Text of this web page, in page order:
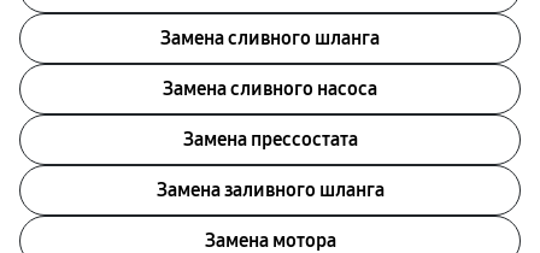
Замена сливного шланга
Замена сливного насоса
Замена прессостата
Замена заливного шланга
Замена мотора